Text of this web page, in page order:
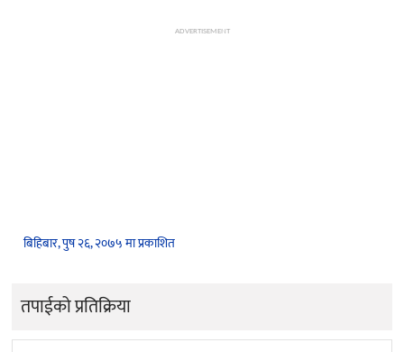
ADVERTISEMENT
बिहिबार, पुष २६, २०७५ मा प्रकाशित
तपाईको प्रतिक्रिया